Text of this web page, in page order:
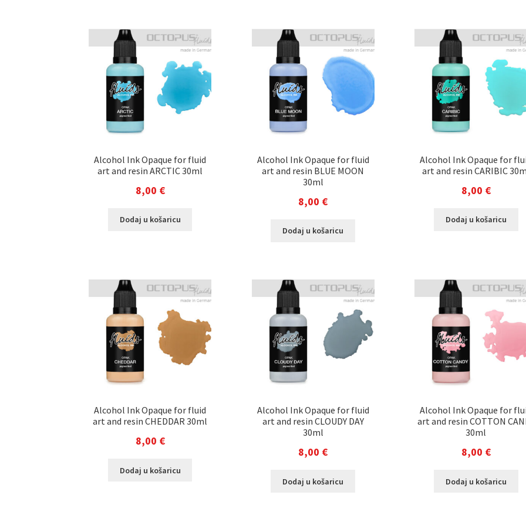
Alcohol Ink Opaque for fluid
art and resin ARCTIC 30ml
8,00 €
Dodaj u košaricu
Alcohol Ink Opaque for fluid
art and resin BLUE MOON
30ml
8,00 €
Dodaj u košaricu
Alcohol Ink Opaque for
art and resin CARIBIC
8,00 €
Dodaj u košaricu
Alcohol Ink Opaque for fluid
art and resin CHEDDAR 30ml
8,00 €
Dodaj u košaricu
Alcohol Ink Opaque for fluid
art and resin CLOUDY DAY
30ml
8,00 €
Dodaj u košaricu
Alcohol Ink Opaque for
art and resin COTTON
30ml
8,00 €
Dodaj u košaricu